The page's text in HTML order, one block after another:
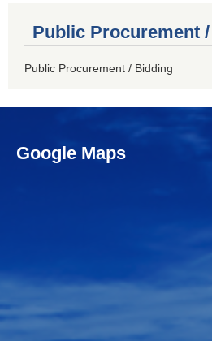
Public Procurement
Public Procurement / Bidding
Google Maps